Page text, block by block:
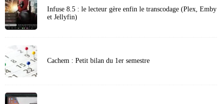
Infuse 8.5 : le lecteur gère enfin le transcodage (Plex, Emby
et Jellyfin)
Cachem : Petit bilan du 1er semestre